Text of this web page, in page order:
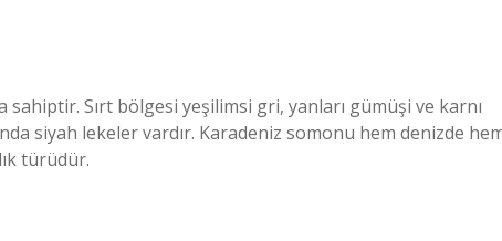
Sırt bölgesi yeşilimsi gri, yanları gümüşi ve karnı
siyah lekeler vardır. Karadeniz somonu hem denizde
türüdür.